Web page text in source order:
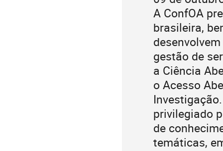
A ConfOA
brasileira,
gestão de
a Ciência
o Acesso
privilegiado
de
temáticas,